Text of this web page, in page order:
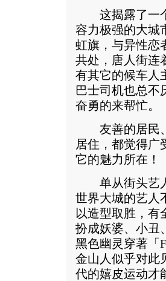
这揭露了一个
容力极强的大城
虹旗，与异性恋
共处，唐人街连
有其它的候车人
巴士司机也总不
奋勇的来帮忙。
友善的居民、
居住，都觉得广
它的魅力所在！
单从街头艺人
世界大城的艺人
以造型取胜，有
扮成妖婆、小丑
黑色幽灵穿著「
金山人似乎对此
代的嬉皮运动才